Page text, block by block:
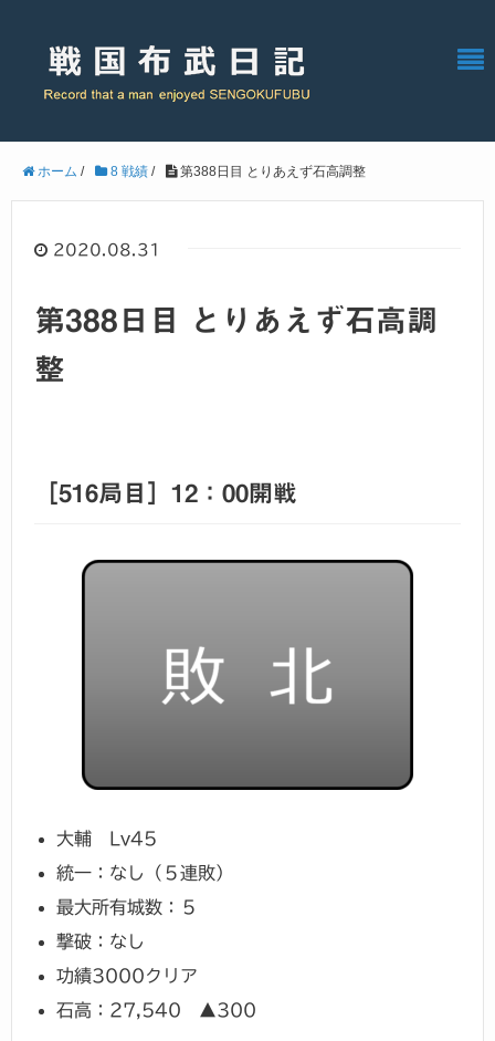
ホーム / 8 戦績 / 第388日目 とりあえず石高調整
2020.08.31
第388日目 とりあえず石高調
整
［516局目］12：00開戦
大輔 Lv45
統一：なし（５連敗）
最大所有城数：５
撃破：なし
功績3000クリア
石高：27,540 ▲300